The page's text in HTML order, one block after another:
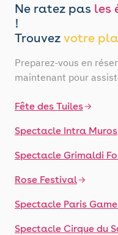
Ne ratez pas les
!
Trouvez votre
Preparez-vous en
maintenant pour
Fête des Tuiles
Spectacle Intra Muros
Spectacle Grimaldi
Rose Festival
Spectacle Paris
Spectacle Cirque du